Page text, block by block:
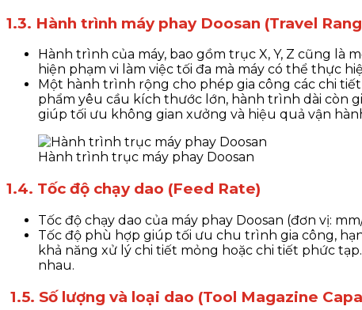
1.3. Hành trình máy phay Doosan (Travel
Hành trình của máy, bao gồm trục X, Y, Z cũng là
hiện phạm vi làm việc tối đa mà máy có thể thực
Một hành trình rộng cho phép gia công các chi
phẩm yêu cầu kích thước lớn, hành trình dài còn
giúp tối ưu không gian xưởng và hiệu quả vận
Hành trình trục máy phay Doosan
1.4. Tốc độ chạy dao (Feed Rate)
Tốc độ chạy dao của máy phay Doosan (đơn vị:
Tốc độ phù hợp giúp tối ưu chu trình gia công,
khả năng xử lý chi tiết mỏng hoặc chi tiết phức
nhau.
1.5. Số lượng và loại dao (Tool Magazine